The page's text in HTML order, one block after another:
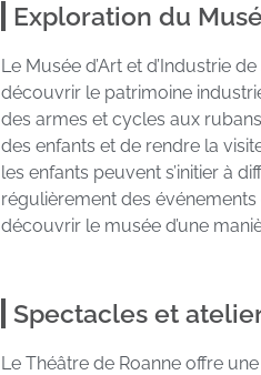
Exploration du
Le Musée d’Art et d’Industrie
découvrir le patrimoine
des armes et cycles aux
des enfants et de rendre la
les enfants peuvent s’initier à
régulièrement des
découvrir le musée d’une
Spectacles et
Le Théâtre de Roanne offre